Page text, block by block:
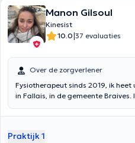
Manon Gilsoul
Kinesist
10.0|37 evaluaties
Over de zorgverlener
Fysiotherapeut sinds 2019, ik
in Fallais, in de gemeente Braives.
Universiteit van Luik in 2019 en ik
blessures mij worden aangeleerd.
Praktijk 1